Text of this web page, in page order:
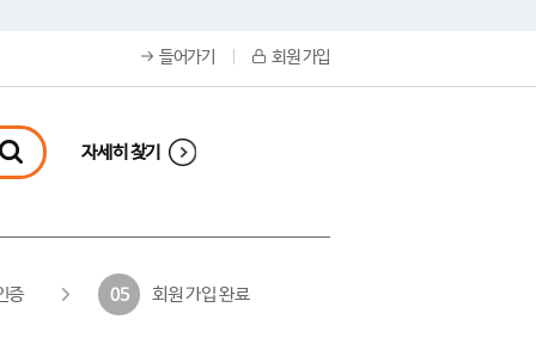
들어가기 회원 가입
자세히 찾기
증 05 회원 가입 완료